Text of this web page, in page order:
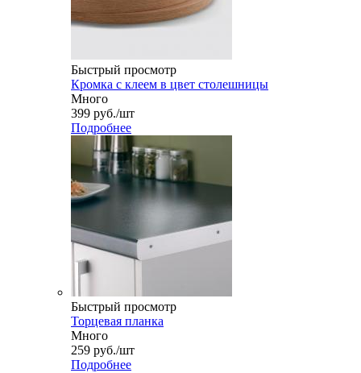
Быстрый просмотр
Кромка с клеем в цвет столешницы
Много
399 руб./шт
Подробнее
Быстрый просмотр
Торцевая планка
Много
259 руб./шт
Подробнее